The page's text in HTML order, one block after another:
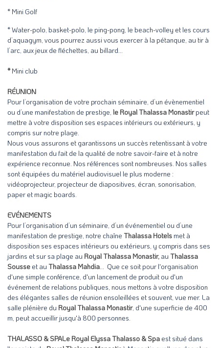
* Mini Golf
* Water-polo, basket-polo, le ping-pong, le beach-volley et les cours
d’aquagym, vous pourrez aussi vous exercer à la pétanque, au tir à
l’arc, aux jeux de fléchettes, au billard…
*Mini club
RÉUNION
Pour l’organisation de votre prochain séminaire, d’un évènementiel
ou d’une manifestation de prestige, le Royal Thalassa Monastirpeut
mettre à votre disposition ses espaces intérieurs ou extérieurs, y
compris sur notre plage.
Nous vous assurons et garantissons un succès retentissant à votre
manifestation du fait de la qualité de notre savoir-faire et à notre
expérience reconnue. Nos références sont nombreuses. Nos salles
sont équipées du matériel audiovisuel le plus moderne :
vidéoprojecteur, projecteur de diapositives, écran, sonorisation,
paper et magic boards.
EVÉNEMENTS
Pour l’organisation d’un séminaire, d’un événementiel ou d’une
manifestation de prestige, notre chaîne Thalassa Hotelsmet à
disposition ses espaces intérieurs ou extérieurs, y compris dans ses
jardins et sur sa plage au Royal Thalassa Monastir, au Thalassa
Sousse et au Thalassa Mahdia... Que ce soit pour l'organisation
d'une simple conférence, d'un lancement de produit ou d'un
événement de relations publiques, nous mettons à votre disposition
des élégantes salles de réunion ensoleillées et souvent, vue mer. La
salle plénière du Royal Thalassa Monastir, d'une superficie de 400
m, peut accueillir jusqu'à 800 personnes.
THALASSO & SPALe Royal Elyssa Thalasso & Spa est situé dans